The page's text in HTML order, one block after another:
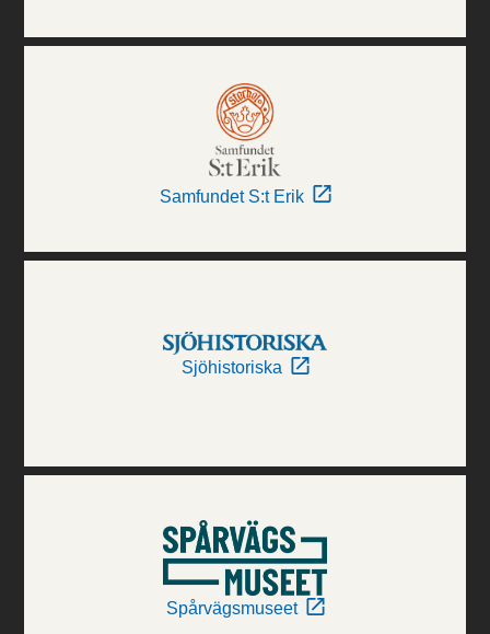
Samfundet S:t Erik
Sjöhistoriska
Spårvägsmuseet